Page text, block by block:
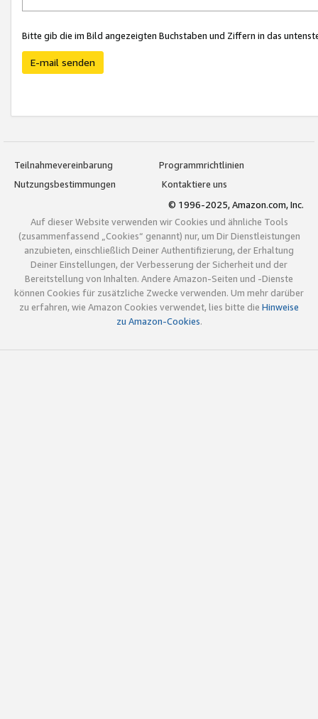
Bitte gib die im Bild angezeigten Buchstaben und Ziffern in das
E-mail senden
Teilnahmevereinbarung
Programmrichtlinien
Nutzungsbestimmungen
Kontaktiere uns
© 1996-2025, Amazon.com, Inc.
Auf dieser Website verwenden wir Cookies und ähnliche Tools
(zusammenfassend „Cookies“ genannt) nur, um Dir Dienstleistungen
anzubieten, einschließlich Deiner Authentifizierung, der Erhaltung
Deiner Einstellungen, der Verbesserung der Sicherheit und der
Bereitstellung von Inhalten. Andere Amazon-Seiten und -Dienste
können Cookies für zusätzliche Zwecke verwenden. Um mehr darüber
zu erfahren, wie Amazon Cookies verwendet, lies bitte die Hinweise
zu Amazon-Cookies.